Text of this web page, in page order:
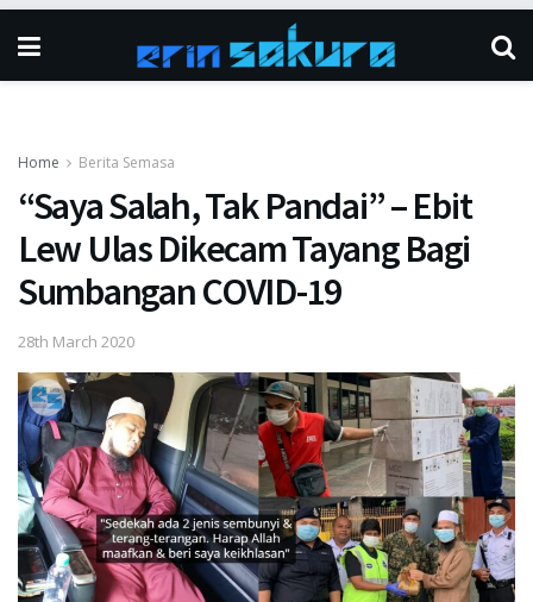
Home Berita Semasa
“Saya Salah, Tak Pandai” – Ebit
Lew Ulas Dikecam Tayang Bagi
Sumbangan COVID-19
28th March 2020